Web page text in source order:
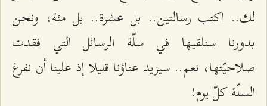
لك.. اكتب رسالتين.. بل عشرة.. بل مئة، ونحن
بدورنا سنلقيها في سلّة الرسائل التي فقدت
صلاحيّتها، نعم.. سيزيد عناؤنا قليلا إذ علينا أن نفرغ
السلّة كلّ يوم!